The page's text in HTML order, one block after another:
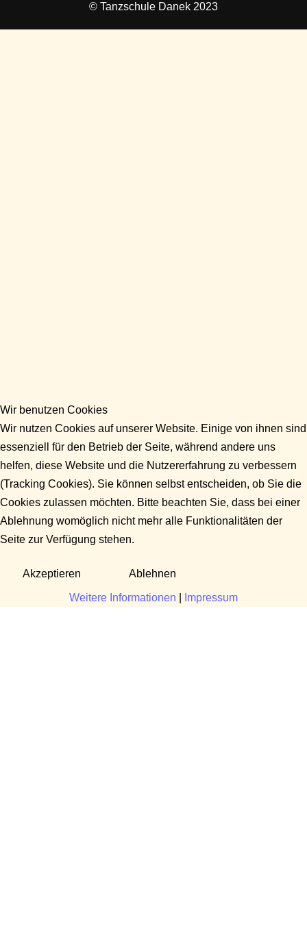
© Tanzschule Danek 2023
Wir benutzen Cookies
Wir nutzen Cookies auf unserer Website. Einige von ihnen sind
essenziell für den Betrieb der Seite, während andere uns
helfen, diese Website und die Nutzererfahrung zu verbessern
(Tracking Cookies). Sie können selbst entscheiden, ob Sie die
Cookies zulassen möchten. Bitte beachten Sie, dass bei einer
Ablehnung womöglich nicht mehr alle Funktionalitäten der
Seite zur Verfügung stehen.
Akzeptieren Ablehnen
Weitere Informationen Impressum